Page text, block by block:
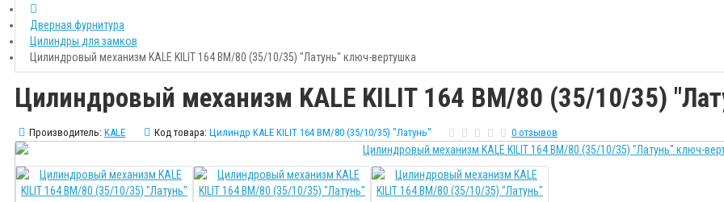
Дверная фурнитура
Цилиндры для замков
Цилиндровый механизм KALE KILIT 164 BM/80 (35/10/35) "Латунь" ключ-вертушка
Цилиндровый механизм KALE KILIT 164 BM/80 (35/10/35)
Производитель: KALE Код товара: Цилиндр KALE KILIT 164 BM/80 (35/10/35) "Латунь" 0 отзывов